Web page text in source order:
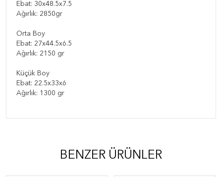
Ebat: 30x48.5x7.5
Ağırlık: 2850gr
Orta Boy
Ebat: 27x44.5x6.5
Ağırlık: 2150 gr
Küçük Boy
Ebat: 22.5x33x6
Ağırlık: 1300 gr
BENZER ÜRÜNLER